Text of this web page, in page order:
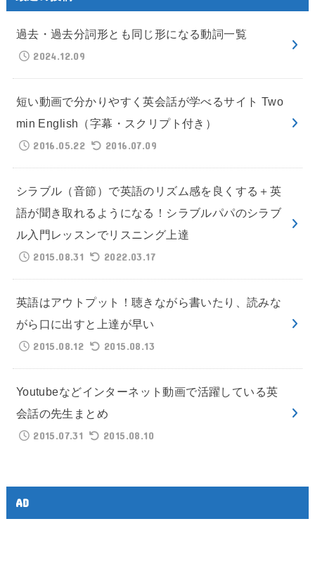
過去・過去分詞形とも同じ形になる動詞一覧
2024.12.09
短い動画で分かりやすく英会話が学べるサイト Two
min English（字幕・スクリプト付き）
2016.05.22
2016.07.09
シラブル（音節）で英語のリズム感を良くする＋英
語が聞き取れるようになる！シラブルパパのシラブ
ル入門レッスンでリスニング上達
2015.08.31
2022.03.17
英語はアウトプット！聴きながら書いたり、読みな
がら口に出すと上達が早い
2015.08.12
2015.08.13
Youtubeなどインターネット動画で活躍している英
会話の先生まとめ
2015.07.31
2015.08.10
AD